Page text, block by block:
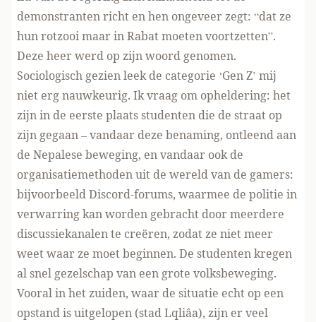
demonstranten richt en hen ongeveer zegt: “dat ze
hun rotzooi maar in Rabat moeten voortzetten”.
Deze heer werd op zijn woord genomen.
Sociologisch gezien leek de categorie ‘Gen Z’ mij
niet erg nauwkeurig. Ik vraag om opheldering: het
zijn in de eerste plaats studenten die de straat op
zijn gegaan – vandaar deze benaming, ontleend aan
de Nepalese beweging, en vandaar ook de
organisatiemethoden uit de wereld van de gamers:
bijvoorbeeld Discord-forums, waarmee de politie in
verwarring kan worden gebracht door meerdere
discussiekanalen te creëren, zodat ze niet meer
weet waar ze moet beginnen. De studenten kregen
al snel gezelschap van een grote volksbeweging.
Vooral in het zuiden, waar de situatie echt op een
opstand is uitgelopen (stad Lqliâa), zijn er veel